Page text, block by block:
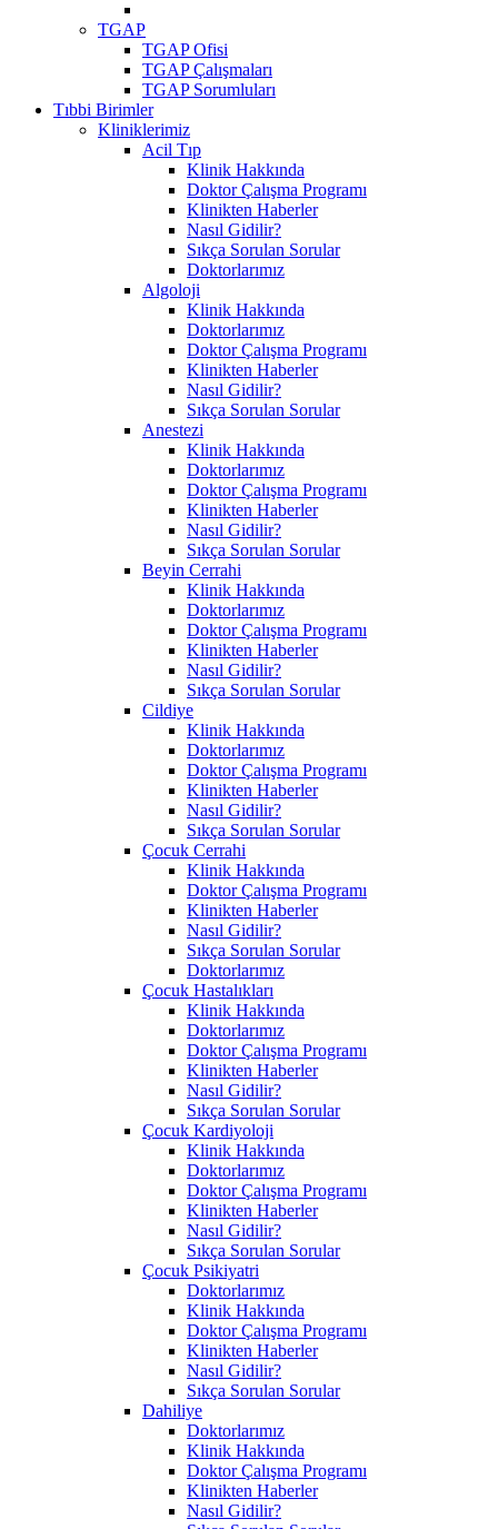
TGAP
TGAP Ofisi
TGAP Çalışmaları
TGAP Sorumluları
Tıbbi Birimler
Kliniklerimiz
Acil Tıp
Klinik Hakkında
Doktor Çalışma Programı
Klinikten Haberler
Nasıl Gidilir?
Sıkça Sorulan Sorular
Doktorlarımız
Algoloji
Klinik Hakkında
Doktorlarımız
Doktor Çalışma Programı
Klinikten Haberler
Nasıl Gidilir?
Sıkça Sorulan Sorular
Anestezi
Klinik Hakkında
Doktorlarımız
Doktor Çalışma Programı
Klinikten Haberler
Nasıl Gidilir?
Sıkça Sorulan Sorular
Beyin Cerrahi
Klinik Hakkında
Doktorlarımız
Doktor Çalışma Programı
Klinikten Haberler
Nasıl Gidilir?
Sıkça Sorulan Sorular
Cildiye
Klinik Hakkında
Doktorlarımız
Doktor Çalışma Programı
Klinikten Haberler
Nasıl Gidilir?
Sıkça Sorulan Sorular
Çocuk Cerrahi
Klinik Hakkında
Doktor Çalışma Programı
Klinikten Haberler
Nasıl Gidilir?
Sıkça Sorulan Sorular
Doktorlarımız
Çocuk Hastalıkları
Klinik Hakkında
Doktorlarımız
Doktor Çalışma Programı
Klinikten Haberler
Nasıl Gidilir?
Sıkça Sorulan Sorular
Çocuk Kardiyoloji
Klinik Hakkında
Doktorlarımız
Doktor Çalışma Programı
Klinikten Haberler
Nasıl Gidilir?
Sıkça Sorulan Sorular
Çocuk Psikiyatri
Doktorlarımız
Klinik Hakkında
Doktor Çalışma Programı
Klinikten Haberler
Nasıl Gidilir?
Sıkça Sorulan Sorular
Dahiliye
Doktorlarımız
Klinik Hakkında
Doktor Çalışma Programı
Klinikten Haberler
Nasıl Gidilir?